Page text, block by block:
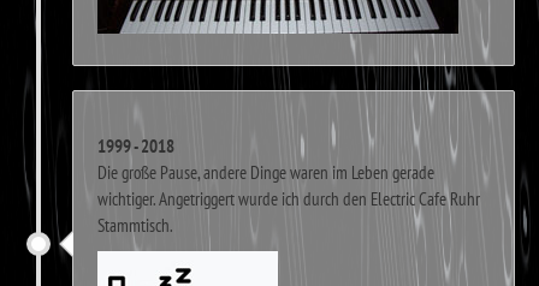
1999 - 2018
Die große Pause, andere Dinge waren im Leben gerade
wichtiger. Angetriggert wurde ich durch den Electric Cafe Ruhr
Stammtisch.